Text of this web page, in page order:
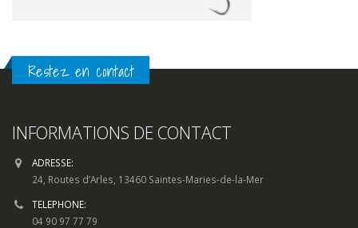
Restez en contact
INFORMATIONS DE CONTACT
ADRESSE:
24, Routes d’Arles, 13460 Saintes-Maries-de-la-Mer
TELEPHONE:
04 90 97 77 79